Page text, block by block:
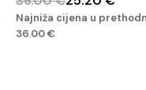
Najniža cijena u
36.00€